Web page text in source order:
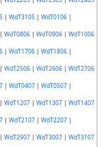
| WdT3105| WdT0106|
WdT0806| WdT0906| WdT1006
| WdT1706| WdT1806|
WdT2506| WdT2606| WdT2706
| WdT0407| WdT0507|
WdT1207| WdT1307| WdT1407
| WdT2107| WdT2207|
WdT2907| WdT3007| WdT3107